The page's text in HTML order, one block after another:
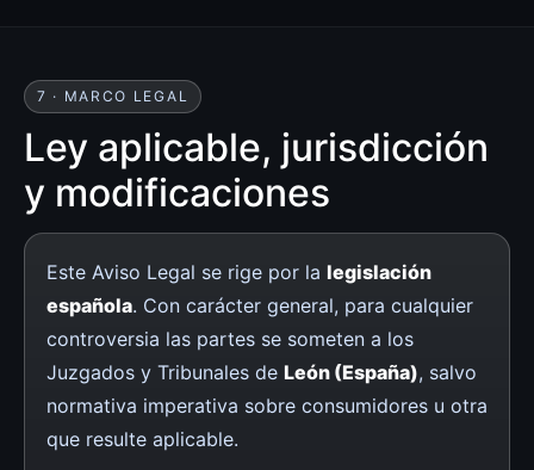
7 · MARCO LEGAL
Ley aplicable, jurisdicción
y modificaciones
Este Aviso Legal se rige por la legislación
española. Con carácter general, para cualquier
controversia las partes se someten a los
Juzgados y Tribunales de León (España), salvo
normativa imperativa sobre consumidores u otra
que resulte aplicable.